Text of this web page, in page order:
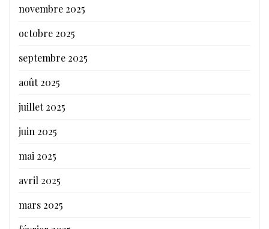
novembre 2025
octobre 2025
septembre 2025
août 2025
juillet 2025
juin 2025
mai 2025
avril 2025
mars 2025